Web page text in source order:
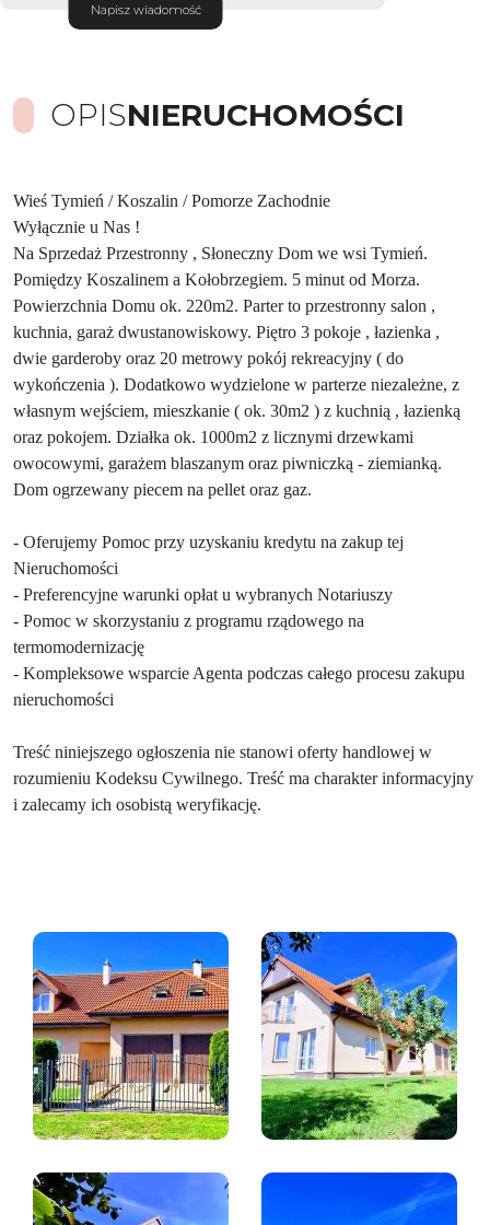
Napisz wiadomość
OPISNIERUCHOMOŚCI
Wieś Tymień / Koszalin / Pomorze Zachodnie
Wyłącznie u Nas !
Na Sprzedaż Przestronny , Słoneczny Dom we wsi Tymień.
Pomiędzy Koszalinem a Kołobrzegiem. 5 minut od Morza.
Powierzchnia Domu ok. 220m2. Parter to przestronny salon ,
kuchnia, garaż dwustanowiskowy. Piętro 3 pokoje , łazienka ,
dwie garderoby oraz 20 metrowy pokój rekreacyjny ( do
wykończenia ). Dodatkowo wydzielone w parterze niezależne, z
własnym wejściem, mieszkanie ( ok. 30m2 ) z kuchnią , łazienką
oraz pokojem. Działka ok. 1000m2 z licznymi drzewkami
owocowymi, garażem blaszanym oraz piwniczką - ziemianką.
Dom ogrzewany piecem na pellet oraz gaz.
- Oferujemy Pomoc przy uzyskaniu kredytu na zakup tej
Nieruchomości
- Preferencyjne warunki opłat u wybranych Notariuszy
- Pomoc w skorzystaniu z programu rządowego na
termomodernizację
- Kompleksowe wsparcie Agenta podczas całego procesu zakupu
nieruchomości
Treść niniejszego ogłoszenia nie stanowi oferty handlowej w
rozumieniu Kodeksu Cywilnego. Treść ma charakter informacyjny
i zalecamy ich osobistą weryfikację.